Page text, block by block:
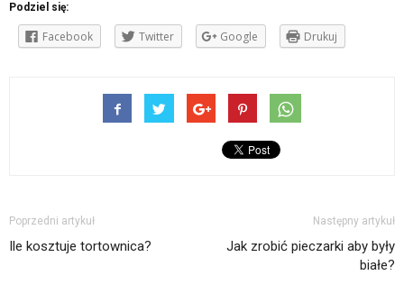
Podziel się:
Facebook Twitter Google Drukuj
Poprzedni artykuł
Ile kosztuje tortownica?
Następny artykuł
Jak zrobić pieczarki aby były
białe?